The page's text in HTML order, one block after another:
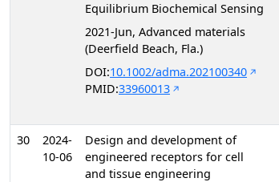
Equilibrium Biochemical Sensing
2021-Jun, Advanced materials
(Deerfield Beach, Fla.)
DOI:10.1002/adma.202100340
PMID:33960013
30
2024-
10-06
Design and development of
engineered receptors for cell
and tissue engineering